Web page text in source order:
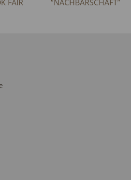
FAIR
“NACHBARSCHAFT”